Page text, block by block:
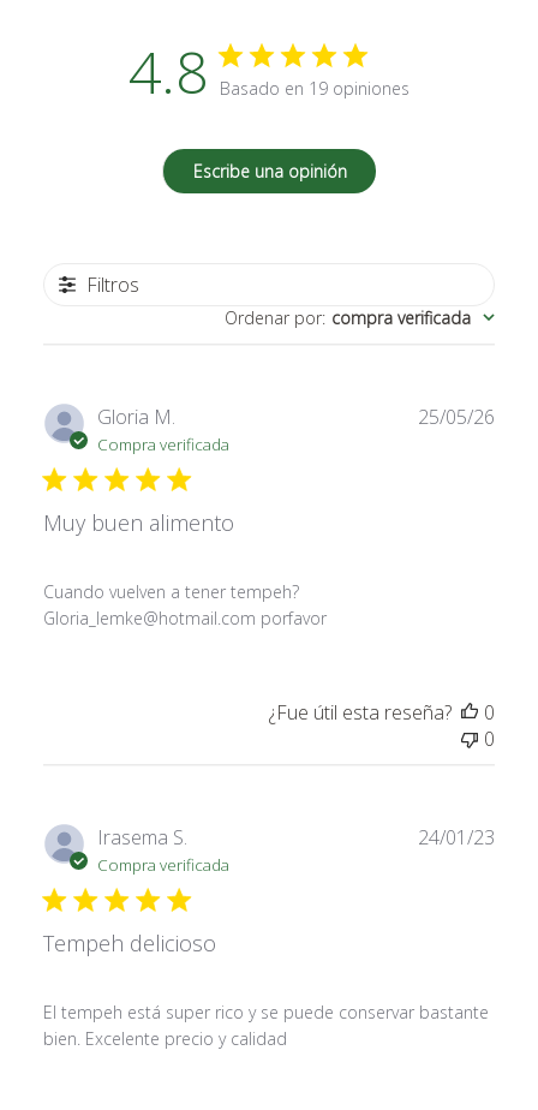
4.8 Basado en 19 opiniones
Escribe una opinión
Filtros
Ordenar por: compra verificada
Gloria M.
Compra verificada
Muy buen alimento
Cuando vuelven a tener tempeh?
Gloria_lemke@hotmail.com porfavor
25/05/26
¿Fue útil esta reseña?
0
0
Irasema S.
Compra verificada
Tempeh delicioso
El tempeh está super rico y se puede conservar bastante
bien. Excelente precio y calidad
24/01/23